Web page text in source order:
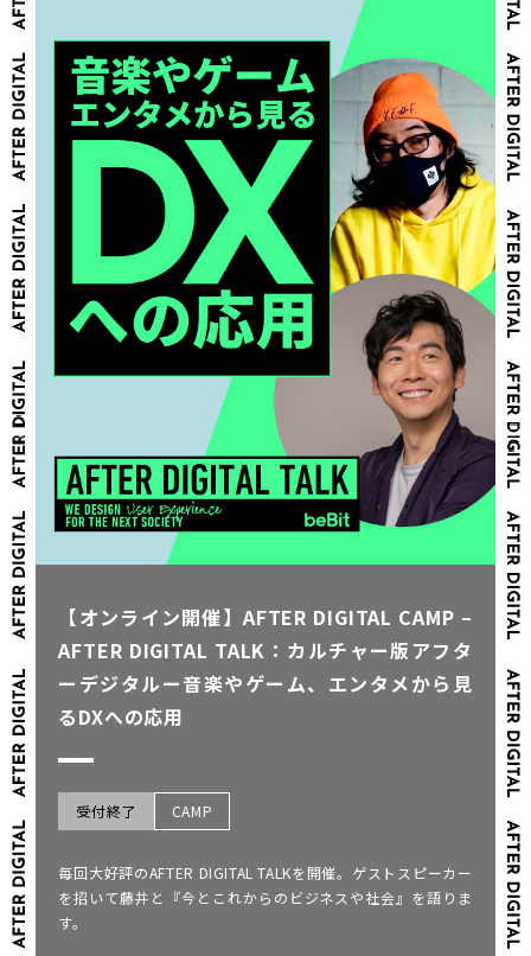
【オンライン開催】AFTER DIGITAL CAMP –
AFTER DIGITAL TALK：カルチャー版アフタ
ーデジタルー音楽やゲーム、エンタメから見
るDXへの応用
受付終了 CAMP
毎回大好評のAFTER DIGITAL TALKを開催。ゲストスピーカー
を招いて藤井と『今とこれからのビジネスや社会』を語りま
す。